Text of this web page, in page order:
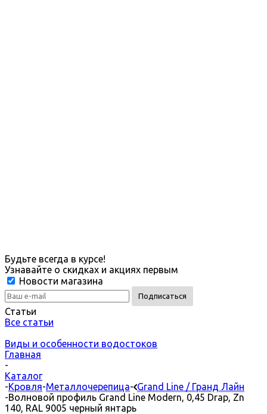
Будьте всегда в курсе!
Узнавайте о скидках и акциях первым
Новости магазина
Статьи
Все статьи
Виды и особенности водостоков
Главная
-
Каталог
-Кровля-Металлочерепица- Grand Line / Гранд Лайн
-Волновой профиль Grand Line Modern, 0,45 Drap, Zn
140, RAL 9005 черный янтарь